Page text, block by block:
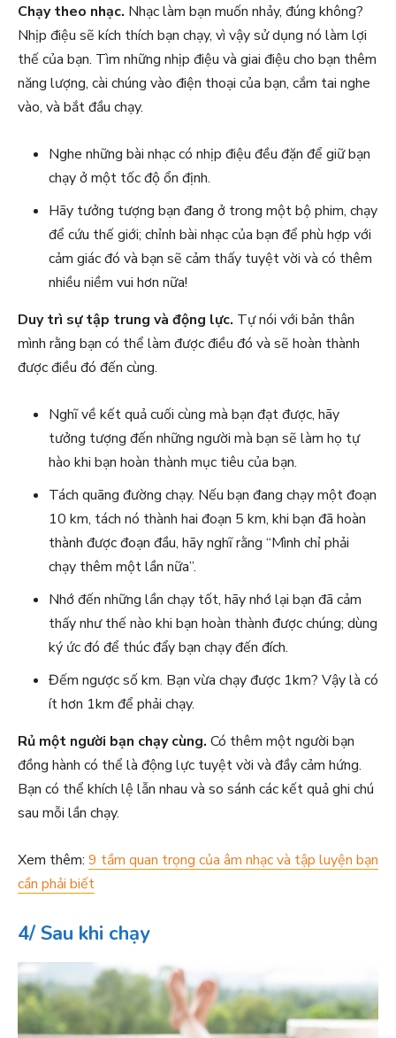
Chạy theo nhạc. Nhạc làm bạn muốn nhảy, đúng không?
Nhịp điệu sẽ kích thích bạn chạy, vì vậy sử dụng nó làm lợi
thế của bạn. Tìm những nhịp điệu và giai điệu cho bạn thêm
năng lượng, cài chúng vào điện thoại của bạn, cắm tai nghe
vào, và bắt đầu chạy.
Nghe những bài nhạc có nhịp điệu đều đặn để giữ bạn
chạy ở một tốc độ ổn định.
Hãy tưởng tượng bạn đang ở trong một bộ phim, chạy
để cứu thế giới; chỉnh bài nhạc của bạn để phù hợp với
cảm giác đó và bạn sẽ cảm thấy tuyệt vời và có thêm
nhiều niềm vui hơn nữa!
Duy trì sự tập trung và động lực. Tự nói với bản thân
mình rằng bạn có thể làm được điều đó và sẽ hoàn thành
được điều đó đến cùng.
Nghĩ về kết quả cuối cùng mà bạn đạt được, hãy
tưởng tượng đến những người mà bạn sẽ làm họ tự
hào khi bạn hoàn thành mục tiêu của bạn.
Tách quãng đường chạy. Nếu bạn đang chạy một đoạn
10 km, tách nó thành hai đoạn 5 km, khi bạn đã hoàn
thành được đoạn đầu, hãy nghĩ rằng “Mình chỉ phải
chạy thêm một lần nữa”.
Nhớ đến những lần chạy tốt, hãy nhớ lại bạn đã cảm
thấy như thế nào khi bạn hoàn thành được chúng; dùng
ký ức đó để thúc đẩy bạn chạy đến đích.
Đếm ngược số km. Bạn vừa chạy được 1km? Vậy là có
ít hơn 1km để phải chạy.
Rủ một người bạn chạy cùng. Có thêm một người bạn
đồng hành có thể là động lực tuyệt vời và đầy cảm hứng.
Bạn có thể khích lệ lẫn nhau và so sánh các kết quả ghi chú
sau mỗi lần chạy.
Xem thêm: 9 tầm quan trọng của âm nhạc và tập luyện bạn
cần phải biết
4/ Sau khi chạy